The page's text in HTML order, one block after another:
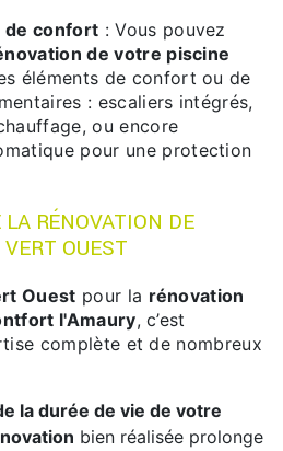
de confort : Vous pouvez
de votre piscine
éléments de confort ou de
: escaliers intégrés,
ou encore
pour une protection
RÉNOVATION DE
OUEST
Ouest pour la rénovation
l'Amaury, c’est
complète et de nombreux
la durée de vie de votre
bien réalisée prolonge